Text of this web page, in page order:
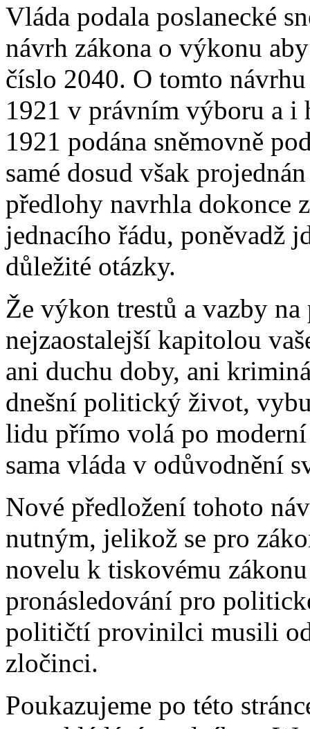
Vláda podala poslanecké
návrh zákona o výkonu
číslo 2040. O tomto
1921 v právním výboru a i
1921 podána sněmovně
samé dosud však
předlohy navrhla dokonce
jednacího řádu, poněvadž
důležité otázky.
Že výkon trestů a vazby
nejzaostalejší kapitolou
ani duchu doby, ani
dnešní politický život,
lidu přímo volá po
sama vláda v odůvodnění
Nové předložení tohoto
nutným, jelikož se pro
novelu k tiskovému
pronásledování pro
političtí provinilci musili
zločinci.
Poukazujeme po této